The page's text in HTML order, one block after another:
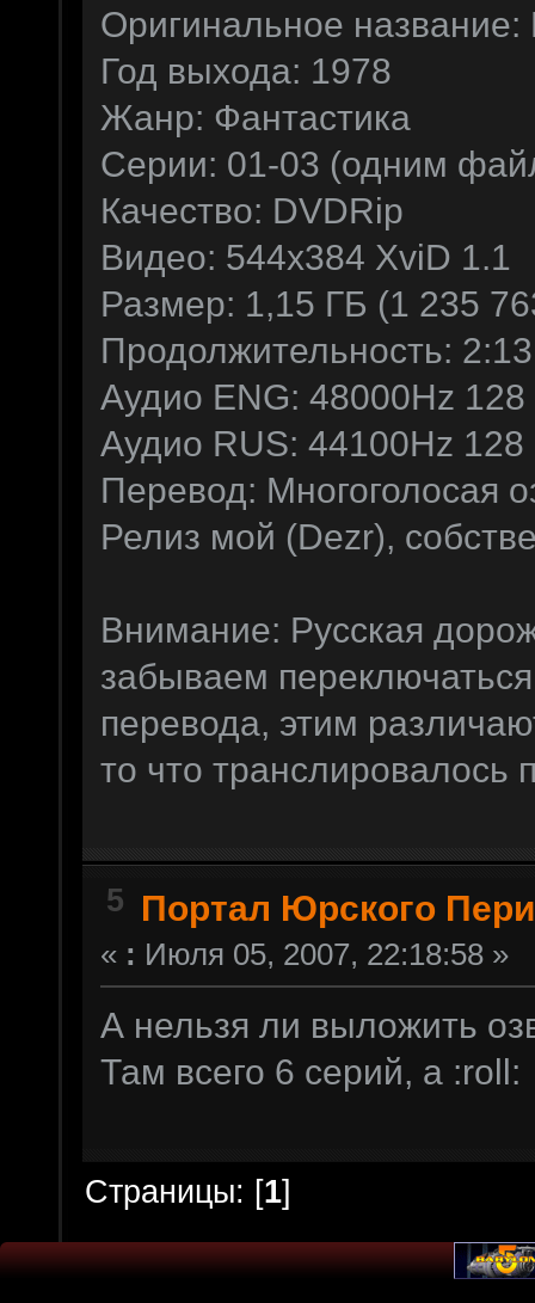
Оригинальное
Год выхода: 1978
Жанр: Фантастика
Серии: 01-03 (одним
Качество: DVDRip
Видео: 544x384 XviD 1.1
Размер: 1,15 ГБ (1 235
Продолжительность:
Аудио ENG: 48000Hz
Аудио RUS: 44100Hz
Перевод: Многоголосая
Релиз мой (Dezr),
Внимание: Русская
забываем
перевода, этим
то что транслировалось
5 Портал Юрского
« : Июля 05, 2007, 22:18:58 »
А нельзя ли выложить
Там всего 6 серий, а
Страницы: [1]